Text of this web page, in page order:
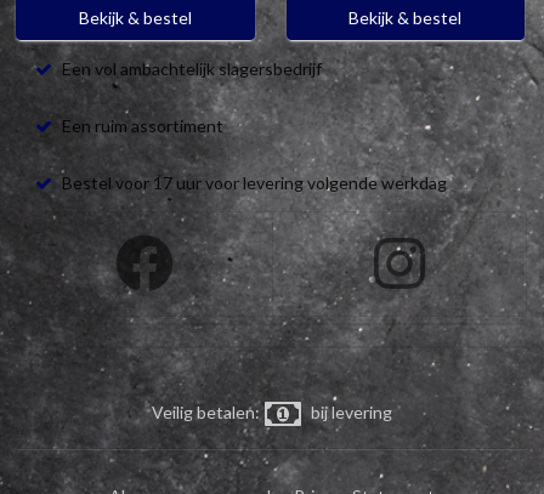
Bekijk & bestel Bekijk & bestel
Een vol ambachtelijk slagersbedrijf
Een ruim assortiment
Bestel voor 17 uur voor levering volgende werkdag
Veilig betalen: bij levering